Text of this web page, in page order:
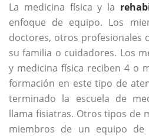
La medicina física y la
enfoque de equipo. Los
doctores, otros profesionales
su familia o cuidadores. Los
y medicina física reciben 4 o
formación en este tipo de
terminado la escuela de
llama fisiatras. Otros tipos de
miembros de un equipo de